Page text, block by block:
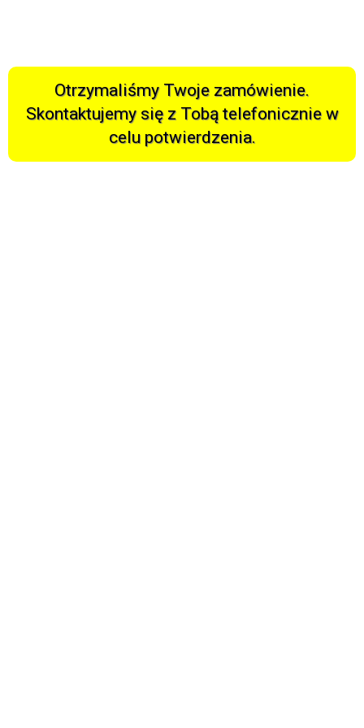
Otrzymaliśmy Twoje zamówienie.
Skontaktujemy się z Tobą telefonicznie w
celu potwierdzenia.